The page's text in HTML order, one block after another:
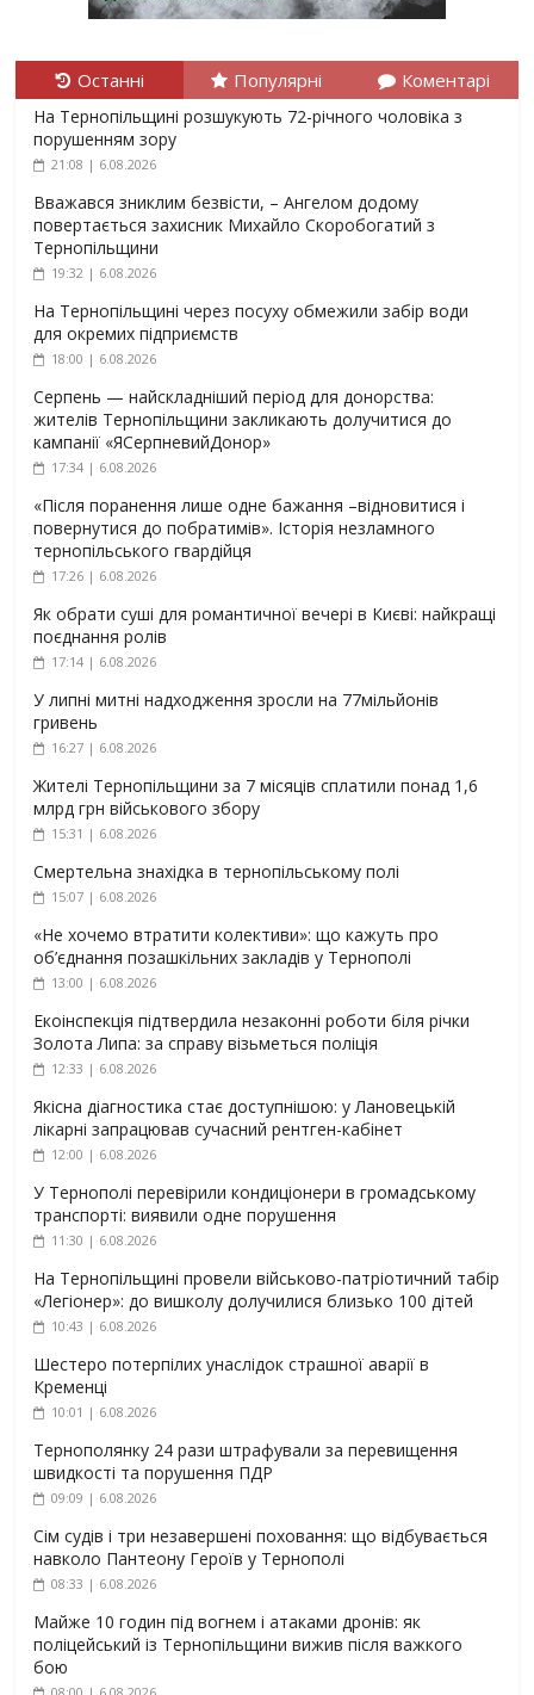
Останні Популярні Коментарі
На Тернопільщині розшукують 72-річного чоловіка з
порушенням зору
21:08 | 6.08.2026
Вважався зниклим безвісти, – Ангелом додому
повертається захисник Михайло Скоробогатий з
Тернопільщини
19:32 | 6.08.2026
На Тернопільщині через посуху обмежили забір води
для окремих підприємств
18:00 | 6.08.2026
Серпень — найскладніший період для донорства:
жителів Тернопільщини закликають долучитися до
кампанії «ЯСерпневийДонор»
17:34 | 6.08.2026
«Після поранення лише одне бажання –відновитися і
повернутися до побратимів». Історія незламного
тернопільського гвардійця
17:26 | 6.08.2026
Як обрати суші для романтичної вечері в Києві: найкращі
поєднання ролів
17:14 | 6.08.2026
У липні митні надходження зросли на 77мільйонів
гривень
16:27 | 6.08.2026
Жителі Тернопільщини за 7 місяців сплатили понад 1,6
млрд грн військового збору
15:31 | 6.08.2026
Смертельна знахідка в тернопільському полі
15:07 | 6.08.2026
«Не хочемо втратити колективи»: що кажуть про
об’єднання позашкільних закладів у Тернополі
13:00 | 6.08.2026
Екоінспекція підтвердила незаконні роботи біля річки
Золота Липа: за справу візьметься поліція
12:33 | 6.08.2026
Якісна діагностика стає доступнішою: у Лановецькій
лікарні запрацював сучасний рентген-кабінет
12:00 | 6.08.2026
У Тернополі перевірили кондиціонери в громадському
транспорті: виявили одне порушення
11:30 | 6.08.2026
На Тернопільщині провели військово-патріотичний табір
«Легіонер»: до вишколу долучилися близько 100 дітей
10:43 | 6.08.2026
Шестеро потерпілих унаслідок страшної аварії в
Кременці
10:01 | 6.08.2026
Тернополянку 24 рази штрафували за перевищення
швидкості та порушення ПДР
09:09 | 6.08.2026
Сім судів і три незавершені поховання: що відбувається
навколо Пантеону Героїв у Тернополі
08:33 | 6.08.2026
Майже 10 годин під вогнем і атаками дронів: як
поліцейський із Тернопільщини вижив після важкого
бою